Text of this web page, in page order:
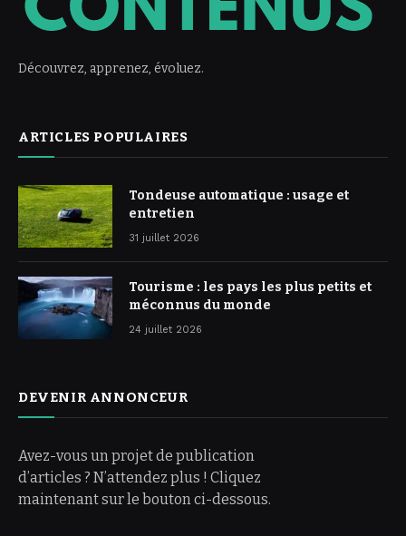
Découvrez, apprenez, évoluez.
ARTICLES POPULAIRES
Tondeuse automatique : usage et
entretien
31 juillet 2026
Tourisme : les pays les plus petits et
méconnus du monde
24 juillet 2026
DEVENIR ANNONCEUR
Avez-vous un projet de publication
d’articles ? N’attendez plus ! Cliquez
maintenant sur le bouton ci-dessous.